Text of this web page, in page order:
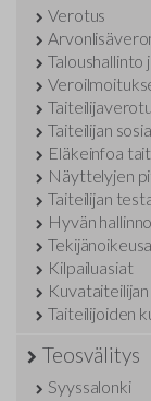
Verotus
Taloushallinto
Taiteilijan
Eläkeinfoa
Näyttelyjen
Taiteilijan
Hyvän
Kilpailuasiat
Taiteilijoiden
Teosvälitys
Syyssalonki